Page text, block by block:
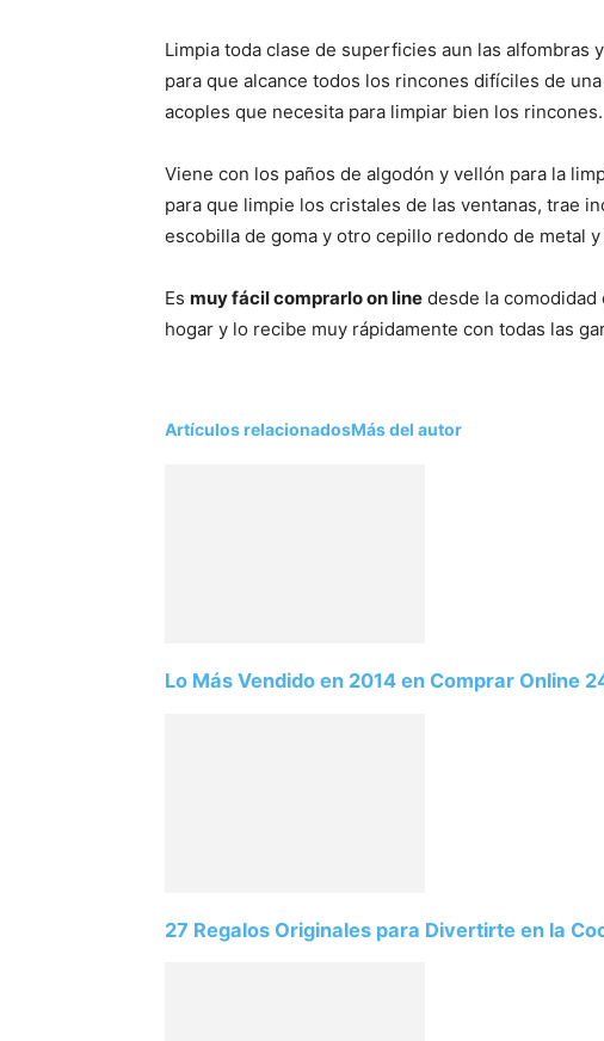
Limpia toda clase de superficies aun las
para que alcance todos los rincones difíciles de
acoples que necesita para limpiar bien los rincones.
Viene con los paños de algodón y vellón para la
para que limpie los cristales de las ventanas, trae
escobilla de goma y otro cepillo redondo de metal y
Es muy fácil comprarlo on line desde la
hogar y lo recibe muy rápidamente con todas las
Artículos relacionadosMás del autor
Lo Más Vendido en 2014 en Comprar Online
27 Regalos Originales para Divertirte en la